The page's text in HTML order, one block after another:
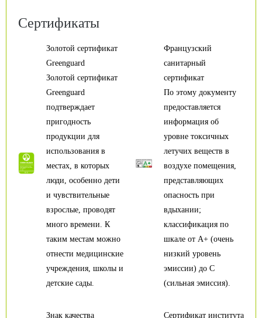
Сертификаты
Французский
санитарный
сертификат
По этому документу
предоставляется
информация об
уровне токсичных
летучих веществ в
воздухе помещения,
представляющих
опасность при
вдыхании;
классификация по
шкале от А+ (очень
низкий уровень
эмиссии) до С
(сильная эмиссия).
Золотой сертификат
Greenguard
Золотой сертификат
Greenguard
подтверждает
пригодность
продукции для
использования в
местах, в которых
люди, особенно дети
и чувствительные
взрослые, проводят
много времени. К
таким местам можно
отнести медицинские
учреждения, школы и
детские сады.
Знак качества
Сертификат института